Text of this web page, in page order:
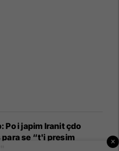
Po i japim Iranit çdo
para se “t'i presim
×